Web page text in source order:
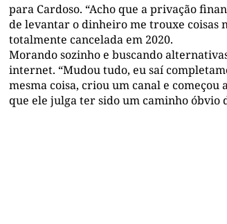
para Cardoso. “Acho que a privação
de levantar o dinheiro me trouxe coisas
totalmente cancelada em 2020.
Morando sozinho e buscando
internet. “Mudou tudo, eu saí
mesma coisa, criou um canal e
que ele julga ter sido um caminho óbvio